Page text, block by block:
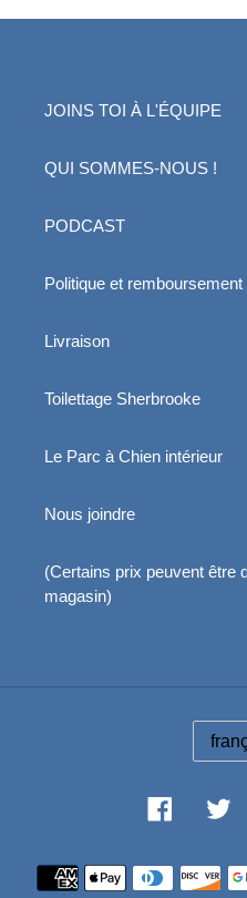
JOINS TOI À L'ÉQUIPE
QUI SOMMES-NOUS !
PODCAST
Politique et remboursement
Livraison
Toilettage Sherbrooke
Le Parc à Chien intérieur
Nous joindre
(Certains prix peuvent être
magasin)
A
G
U
Facebook